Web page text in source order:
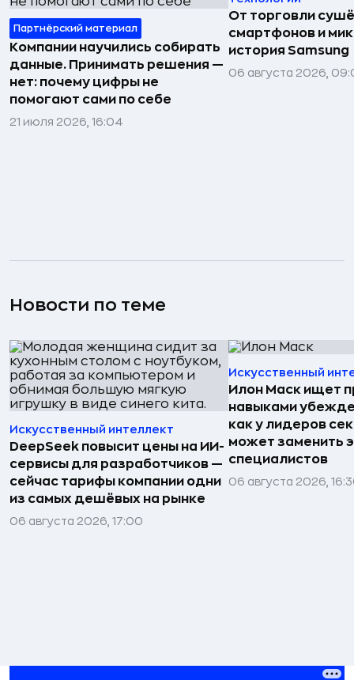
Партнёрский материал
Компании научились собирать
данные. Принимать решения —
нет: почему цифры не
помогают сами по себе
21 июля 2026, 16:04
От торговли
смартфонов и
история Samsung
06 августа 2026,
Новости по теме
Искусственный интеллект
DeepSeek повысит цены на ИИ-
сервисы для разработчиков —
сейчас тарифы компании одни
из самых дешёвых на рынке
06 августа 2026, 17:00
Искусственный
Илон Маск ищет
навыками
как у лидеров
может заменить
специалистов
06 августа 2026,